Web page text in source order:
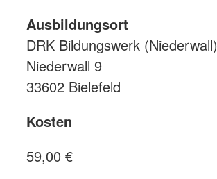
Ausbildungsort
DRK Bildungswerk (Niederwall)
Niederwall 9
33602 Bielefeld
Kosten
59,00 €